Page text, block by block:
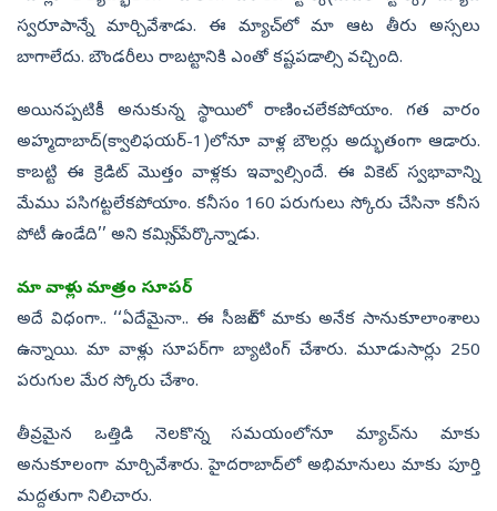
స్వరూపాన్నే మార్చివేశాడు. ఈ మ్యాచ్‌లో మా ఆట తీరు అస్సలు
బాగాలేదు. బౌండరీలు రాబట్టానికి ఎంతో కష్టపడాల్సి వచ్చింది.
అయినప్పటికీ అనుకున్న స్థాయిలో రాణించలేకపోయాం. గత వారం
అహ్మదాబాద్‌(క్వాలిఫయర్‌-1)లోనూ వాళ్ల బౌలర్లు అద్భుతంగా ఆడారు.
కాబట్టి ఈ క్రెడిట్‌ మొత్తం వాళ్లకు ఇవ్వాల్సిందే. ఈ వికెట్‌ స్వభావాన్ని
మేము పసిగట్టలేకపోయాం. కనీసం 160 పరుగులు స్కోరు చేసినా కనీస
పోటీ ఉండేది’’ అని కమిన్స్‌ పేర్కొన్నాడు.
మా వాళ్లు మాత్రం సూపర్‌
అదే విధంగా.. ‘‘ఏదేమైనా.. ఈ సీజన్‌లో మాకు అనేక సానుకూలాంశాలు
ఉన్నాయి. మా వాళ్లు సూపర్‌గా బ్యాటింగ్‌ చేశారు. మూడుసార్లు 250
పరుగుల మేర స్కోరు చేశాం.
తీవ్రమైన ఒత్తిడి నెలకొన్న సమయంలోనూ మ్యాచ్‌ను మాకు
అనుకూలంగా మార్చివేశారు. హైదరాబాద్‌లో అభిమానులు మాకు పూర్తి
మద్దతుగా నిలిచారు.